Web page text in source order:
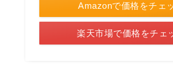
Amazonで価格をチェ
楽天市場で価格をチェ